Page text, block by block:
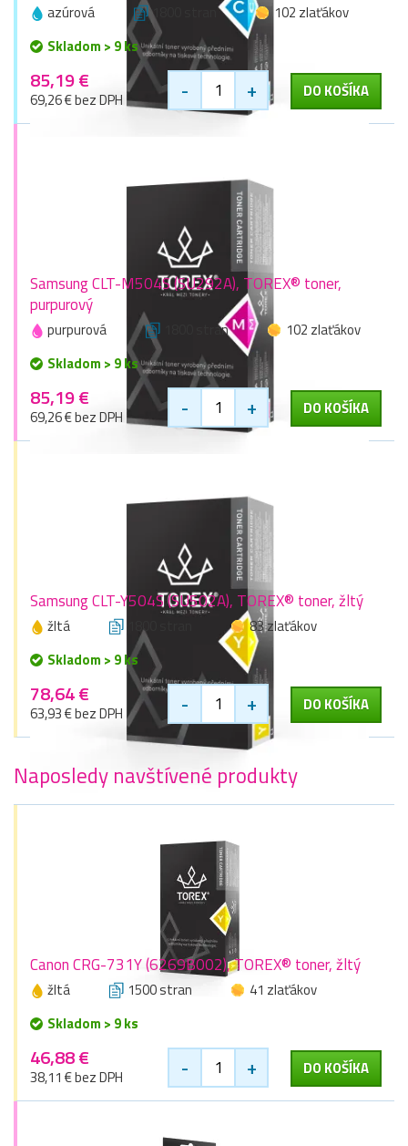
azúrová 1800 stran
102 zlaťákov
Skladom > 9 ks
85,19 €
69,26 € bez DPH - + DO KOŠÍKA
Samsung CLT-M504S (SU292A), TOREX® toner,
purpurový
purpurová 1800 stran
102 zlaťákov
Skladom > 9 ks
85,19 €
69,26 € bez DPH - + DO KOŠÍKA
Samsung CLT-Y504S (SU502A), TOREX® toner, žltý
žltá 1800 stran
83 zlaťákov
Skladom > 9 ks
78,64 €
63,93 € bez DPH - + DO KOŠÍKA
Naposledy navštívené produkty
Canon CRG-731Y (6269B002), TOREX® toner, žltý
žltá 1500 stran
41 zlaťákov
Skladom > 9 ks
46,88 €
38,11 € bez DPH - + DO KOŠÍKA